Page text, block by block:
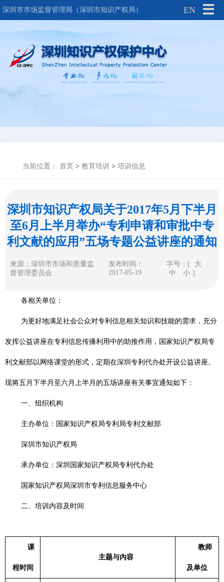
深圳市市场监督管理局（深圳市知识产权局） EN
当前位置： 首页 > 教育培训 > 培训信息
深圳市知识产权局关于2017年5月下半月
至6月上半月举办“专利申请和审批中专
利文献的应用”五场专题公益讲座的通知
来源：深圳市市场和质量监
督管理委员会
发布时间：
2017-05-19
字号：[
大
中
小 ]
各相关单位：
为更好地满足社会公众对专利信息相关知识和技能的需求，充分
发挥公益讲座在专利信息传播利用中的助推作用，国家知识产权局专
利文献部以网络课堂的形式，定期在深圳专利代办处开设公益讲座。
现将五月下半月至六月上半月的五场讲座有关事宜通知如下：
一、组织机构
主办单位：国家知识产权局专利局专利文献部
深圳市知识产权局
承办单位：深圳国家知识产权局专利代办处
国家知识产权局深圳市专利信息服务中心
二、培训内容及时间
课
程时间
主题与内容
教师
及单位